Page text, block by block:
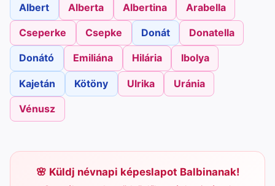
Albert Alberta Albertina Arabella
Cseperke Csepke Donát Donatella
Donátó Emiliána Hilária Ibolya
Kajetán Kötöny Ulrika Uránia
Vénusz
Küldj névnapi képeslapot Balbinanak!